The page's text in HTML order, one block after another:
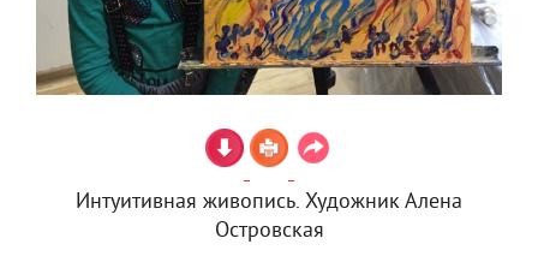
Интуитивная живопись. Художник Алена
Островская